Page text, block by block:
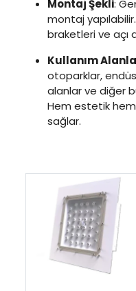
Montaj Şekli:
montaj
braketleri ve açı
Kullanım
otoparklar,
alanlar ve diğer
Hem estetik
sağlar.